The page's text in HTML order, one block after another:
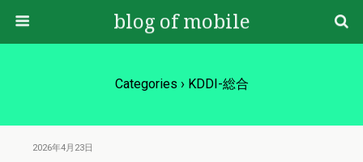
blog of mobile
Categories › KDDI-総合
2026年4月23日